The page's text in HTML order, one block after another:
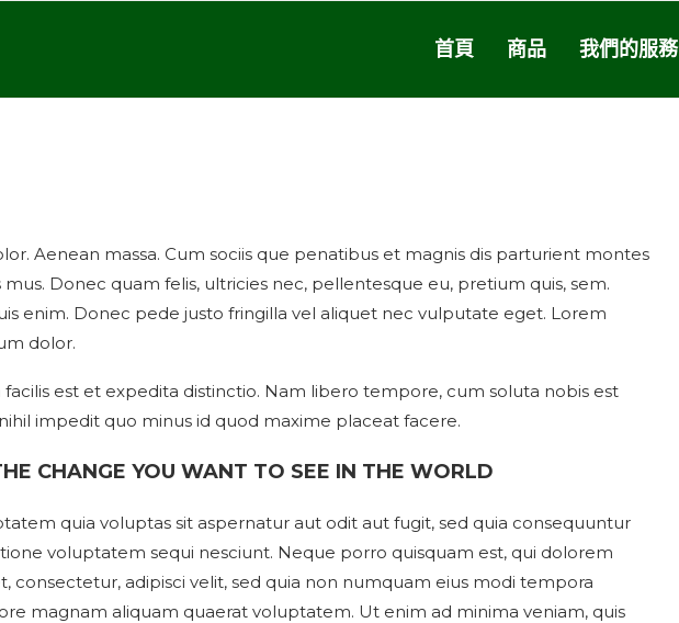
首頁 商品 我們的服務
Aenean massa. Cum sociis que penatibus et magnis dis parturient montes
Donec quam felis, ultricies nec, pellentesque eu, pretium quis, sem.
enim. Donec pede justo fringilla vel aliquet nec vulputate eget. Lorem
dolor.
est et expedita distinctio. Nam libero tempore, cum soluta nobis est
impedit quo minus id quod maxime placeat facere.
CHANGE YOU WANT TO SEE IN THE WORLD
quia voluptas sit aspernatur aut odit aut fugit, sed quia consequuntur
voluptatem sequi nesciunt. Neque porro quisquam est, qui dolorem
consectetur, adipisci velit, sed quia non numquam eius modi tempora
magnam aliquam quaerat voluptatem. Ut enim ad minima veniam, quis